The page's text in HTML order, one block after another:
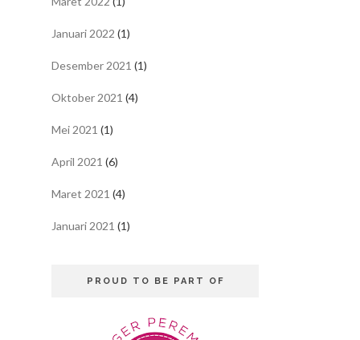
Januari 2022 (1)
Desember 2021 (1)
Oktober 2021 (4)
Mei 2021 (1)
April 2021 (6)
Maret 2021 (4)
Januari 2021 (1)
PROUD TO BE PART OF